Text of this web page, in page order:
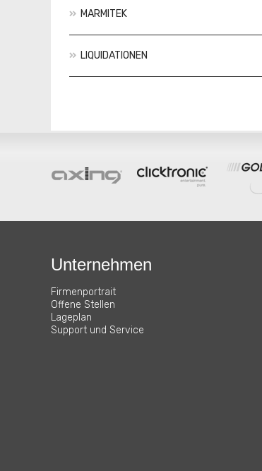
MARMITEK
LIQUIDATIONEN
Unternehmen
Firmenportrait
Offene Stellen
Lageplan
Support und Service